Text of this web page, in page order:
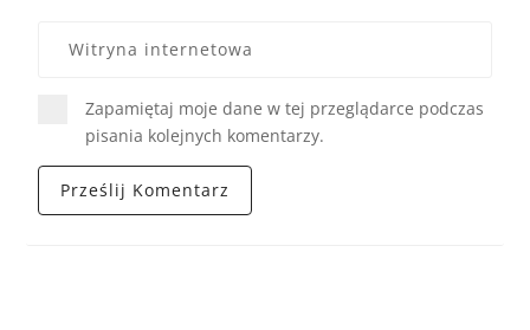
Zapamiętaj moje dane w tej przeglądarce podczas
pisania kolejnych komentarzy.